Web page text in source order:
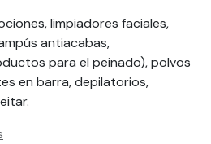
limpiadores faciales,
antiacabas,
para el peinado), polvos
en barra, depilatorios,